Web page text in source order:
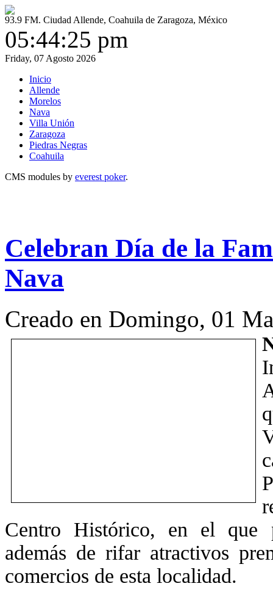
93.9 FM. Ciudad Allende, Coahuila de Zaragoza, México
05:44:26 pm
Friday, 07 Agosto 2026
Inicio
Allende
Morelos
Nava
Villa Unión
Zaragoza
Piedras Negras
Coahuila
CMS modules by everest poker.
Celebran Día de la
Nava
Creado en Domingo, 01
Centro Histórico, en el que
además de rifar atractivos
comercios de esta localidad.